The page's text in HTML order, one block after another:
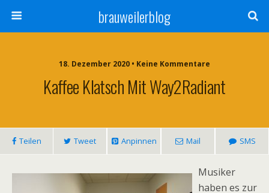
brauweilerblog
18. Dezember 2020 • Keine Kommentare
Kaffee Klatsch Mit Way2Radiant
Teilen Tweet Anpinnen Mail SMS
Musiker
haben es zur